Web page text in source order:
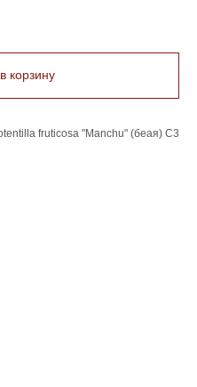
корзину
fruticosa "Manchu" (беая) C3